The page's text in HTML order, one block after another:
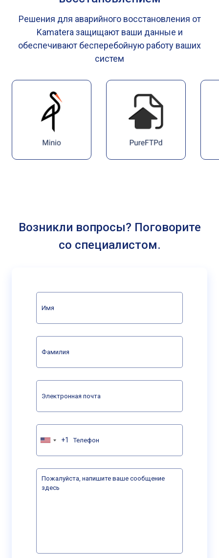
Решения для аварийного восстановления от
Kamatera защищают ваши данные и
обеспечивают бесперебойную работу ваших
систем
Возникли вопросы? Поговорите
со специалистом.
United
States
+1
+1